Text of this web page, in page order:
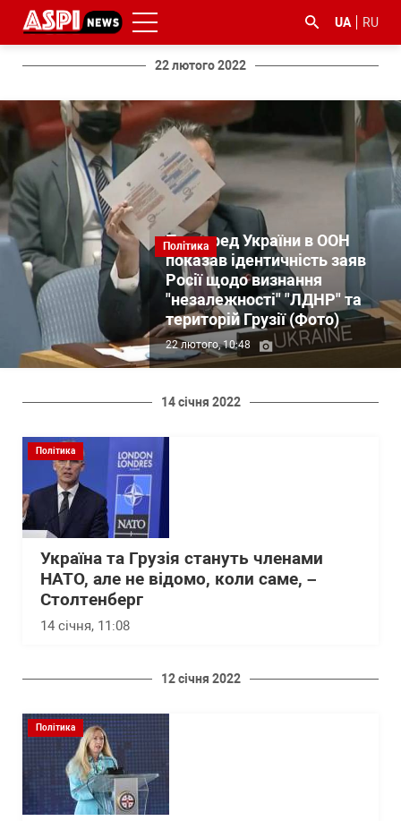
UA RU
22 лютого 2022
Політика
Постпред України в ООН
показав ідентичність заяв
Росії щодо визнання
"незалежності" "ЛДНР" та
територій Грузії (Фото)
22 лютого, 10:48
14 січня 2022
Політика
Україна та Грузія стануть членами
НАТО, але не відомо, коли саме, –
Столтенберг
14 січня, 11:08
12 січня 2022
Політика
#ООС
#боротьба
корупцією
#ДФС #Київ #коронавірус